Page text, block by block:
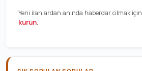
Yeni ilanlardan anında haberdar olmak için
kurun.